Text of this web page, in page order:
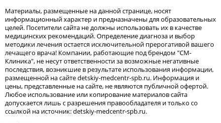
Материалы, размещенные на данной странице, носят
информационный характер и предназначены для образовательных
целей. Посетители сайта не должны использовать их в качестве
медицинских рекомендаций. Определение диагноза и выбор
методики лечения остается исключительной прерогативой вашего
лечащего врача! Компании, работающие под брендом "СМ-
Клиника", не несут ответственности за возможные негативные
последствия, возникшие в результате использования информации,
размещенной на сайте detskiy-medcentr-spb.ru. Информация и
цены, представленные на сайте, не являются публичной офертой.
Любое использование или копирование материалов сайта
допускается лишь с разрешения правообладателя и только со
ссылкой на источник: detskiy-medcentr-spb.ru.